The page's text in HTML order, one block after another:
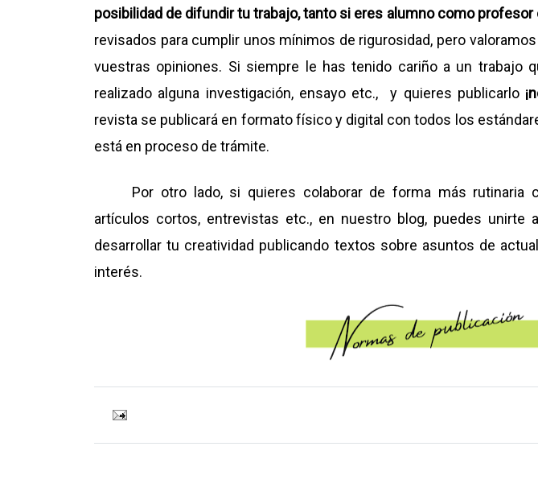
posibilidad de difundir tu trabajo, tanto si eres alumno como profesor
revisados para cumplir unos mínimos de rigurosidad, pero valoramos
vuestras opiniones. Si siempre le has tenido cariño a un trabajo
realizado alguna investigación, ensayo etc., y quieres publicarlo
revista se publicará en formato físico y digital con todos los
está en proceso de trámite.
Por otro lado, si quieres colaborar de forma más rutinaria
artículos cortos, entrevistas etc., en nuestro blog, puedes unirte
desarrollar tu creatividad publicando textos sobre asuntos de
interés.